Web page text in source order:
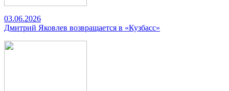
03.06.2026
Дмитрий Яковлев возвращается в «Кузбасс»